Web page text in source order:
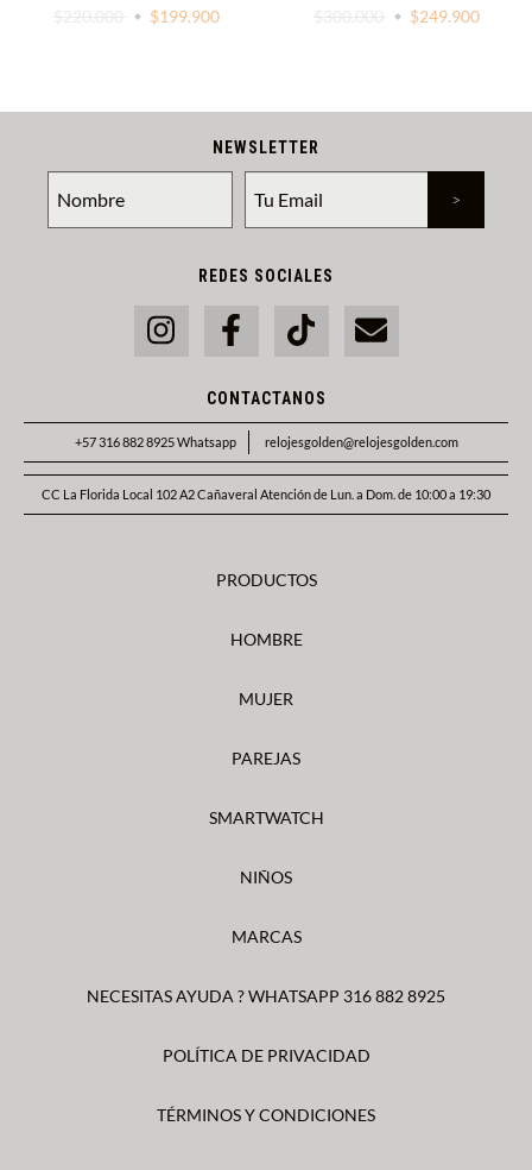
$220.000
$199.900
$300.000
$249.900
NEWSLETTER
REDES SOCIALES
CONTACTANOS
+57 316 882 8925 Whatsapp relojesgolden@relojesgolden.com
CC La Florida Local 102 A2 Cañaveral Atención de Lun. a Dom. de 10:00 a 19:30
PRODUCTOS
HOMBRE
MUJER
PAREJAS
SMARTWATCH
NIÑOS
MARCAS
NECESITAS AYUDA ? WHATSAPP 316 882 8925
POLÍTICA DE PRIVACIDAD
TÉRMINOS Y CONDICIONES